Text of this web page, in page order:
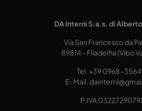
DA Interni S.a.s. di
Via San Francesco da
89814 - Filadelfia (Vibo
Tel.+39 0968-
E-Mail.
P.IVA